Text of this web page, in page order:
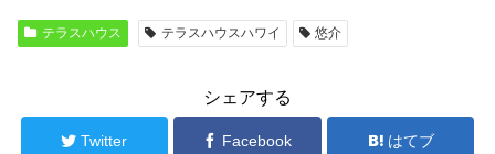
テラスハウス テラスハウスハワイ 悠介
シェアする
Twitter Facebook はてブ